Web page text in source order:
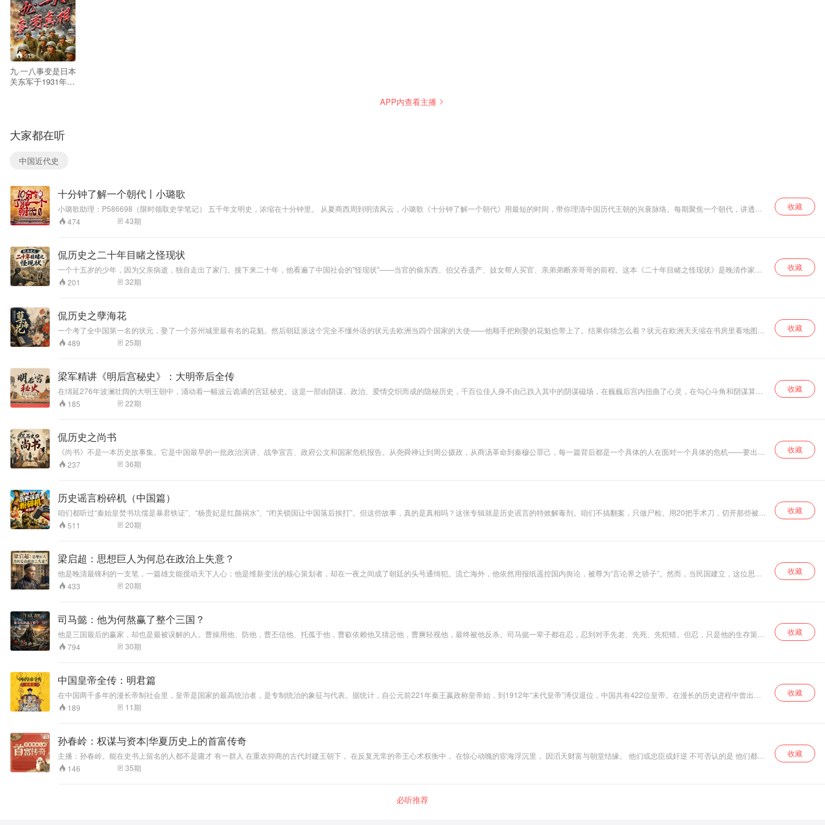
915
九·一八事变是日本
关东军于1931年9
然发动的一场蓄谋
已久的侵略战争；
由于当时中国国民
政府采取了“攘外必
策，日军在短短数
月内便迅速占领了
整个中国东北三
省，并在此基础上
扶植建立了伪“满洲
了长达十四年的殖
民统治，这不仅标
志着日本帝国主义
全面侵华的开端，
也揭开了中国人民
绝的十四年抗日战
争的序幕，是中华
民族近代史上无法
磨灭的国耻记忆和
APP内查看主播
大家都在听
中国近代史
十分钟了解一个朝代丨小璐歌
小璐歌助理：P586698（限时领取史学笔记） 五千年文明史，浓缩在十分钟里。 从夏商西周到明清风云，小璐歌《十分钟了解一个朝代》用最短的时间，带你理清中国历代王朝的兴衰脉络。每期聚焦一个朝代，讲透关
键事件、标志人物与历史教训。 历史并不遥远，也不枯燥。每天十分钟，轻松构建你的中国通史知识体系。
474 43期
收藏
侃历史之二十年目睹之怪现状
一个十五岁的少年，因为父亲病逝，独自走出了家门。接下来二十年，他看遍了中国社会的"怪现状"——当官的偷东西、伯父吞遗产、妓女帮人买官、亲弟弟断亲哥哥的前程。这本《二十年目睹之怪现状》是晚清作家吴
趼人用一百零八回写下的"社会X光片"。咱们这档节目，就是跟着这个少年的眼睛，把晚清社会的每一个角落重新看一遍——看看哪些"怪现状"已经死了，哪些换了身衣服，活到了今天。
201 32期
收藏
侃历史之孽海花
一个考了全中国第一名的状元，娶了一个苏州城里最有名的花魁。然后朝廷派这个完全不懂外语的状元去欧洲当四个国家的大使——他顺手把刚娶的花魁也带上了。结果你猜怎么着？状元在欧洲天天缩在书房里看地图，
花魁倒学会了德语，跟德国皇帝的老婆喝上了茶，成了真正的外交明星。最后状元因为买错了一张地图，仕途尽毁、活活气死；花魁呢，摇身一变成了"赛二爷"，八国联军打进北京的时候，传说她还跟联军统帅有过一段
旧情。 这不是我编的，是晚清一个叫曾朴的举人写的小说——《孽海花》。更妙的是，小说里几乎所有人物都有真实原型，它写的不只是一对男女，是整个晚清三十年的官场、外交、革命和人心。鲁迅说它"结构工巧，
489 25期
收藏
梁军精讲《明后宫秘史》：大明帝后全传
在绵延276年波澜壮阔的大明王朝中，涌动着一幅波云诡谲的宫廷秘史。这是一部由阴谋、政治、爱情交织而成的隐秘历史，千百位佳人身不由己跌入其中的阴谋磁场，在巍巍后宫内扭曲了心灵，在勾心斗角和阴谋算计
中耗尽一生。出身低微的宫女如何登上后位？千年一见的帝后深情结局究竟如何？宫女们为何舍命勒死帝王？半老徐娘如何邀得皇帝终生宠爱？作家梁军，精心研读明史、从浩瀚的史料中拨开尘封，为您讲述明朝后宫争
斗的权谋诡计。君不见，芙蓉帐下深宫泪，权力之巅血染尘。
185 22期
收藏
侃历史之尚书
《尚书》不是一本历史故事集。它是中国最早的一批政治演讲、战争宣言、政府公文和国家危机报告。从尧舜禅让到周公摄政，从商汤革命到秦穆公罪己，每一篇背后都是一个具体的人在面对一个具体的危机——要出兵
了需要口号，要搬家了需要说服，被怀疑篡位了需要自证清白。这个节目要做的，就是把那些"王曰""公曰"的古老讲话，还原成一个个人物、一场场抉择、一次次说服与被说服。权力从哪里来？凭什么你说了算？一个政权
怎么证明自己不是篡位？三千年前的问题，今天还没答完。
237 36期
收藏
历史谣言粉碎机（中国篇）
咱们都听过“秦始皇焚书坑儒是暴君铁证”、“杨贵妃是红颜祸水”、“闭关锁国让中国落后挨打”。但这些故事，真的是真相吗？这张专辑就是历史谣言的特效解毒剂。咱们不搞翻案，只做尸检。用20把手术刀，切开那些被权
力、偏见和教科书反复涂抹的“历史常识”，带你看看背后的利益算计、制度漏洞和人性博弈。听完这张专辑，你会获得一种武器：面对任何被简化、被道德化的历史故事，你都能本能地追问一句——谁在讲故事？他想掩
盖什么？
511 20期
收藏
梁启超：思想巨人为何总在政治上失意？
他是晚清最锋利的一支笔，一篇雄文能搅动天下人心；他是维新变法的核心策划者，却在一夜之间成了朝廷的头号通缉犯。流亡海外，他依然用报纸遥控国内舆论，被尊为“言论界之骄子”。然而，当民国建立，这位思想
巨人真正踏入政坛，却屡屡受挫，从进步党到研究系，从司法总长到财政总长，他的政治抱负为何总是落空？他一生倡导“新民”，试图用思想改造中国，但为何在真实的政治游戏中，却始终像个“局外人”？这张专辑不只是
在讲一个思想家的生平，更是在追问一个终极矛盾：为什么一个最懂中国应该往何处去的人，却永远找不到带中国去到那里的政治路径？
433 20期
收藏
司马懿：他为何熬赢了整个三国？
他是三国最后的赢家，却也是最被误解的人。曹操用他、防他，曹丕信他、托孤于他，曹叡依赖他又猜忌他，曹爽轻视他，最终被他反杀。司马懿一辈子都在忍，忍到对手先老、先死、先犯错。但忍，只是他的生存策
略，不是他的全部真相。本专辑将追问：一个在乱世中反复被猜忌的人，如何熬赢整个三国？他究竟是隐忍的忠臣，还是蓄谋已久的篡权者？
794 30期
收藏
中国皇帝全传：明君篇
在中国两千多年的漫长帝制社会里，皇帝是国家的最高统治者，是专制统治的象征与代表。据统计，自公元前221年秦王嬴政称皇帝始，到1912年“末代皇帝”溥仪退位，中国共有422位皇帝。在漫长的历史进程中曾出现
不少明君，他们对中国历史的发展都产生了深远的影响。所谓明君，即圣贤英明的君主。“明君”一词出自《左传·成公二年》：“大夫为政，犹以众克，况明君而善用其众乎?”明代刘基《拟连珠》之六八中写道：“去奢尚
俭，明君所以弭邪侈。” 本课程从“治国”、“文化”、“武艺”和“好命”四个角度进行综合评价，选取中国历史上最具有代表性的“十大明君”，用生动幽默的语言，讲述了十位皇帝的经典传奇及其不为人知的故事。
189 11期
收藏
孙春岭：权谋与资本|华夏历史上的首富传奇
主播：孙春岭。能在史书上留名的人都不是庸才 有一群人 在重农抑商的古代封建王朝下， 在反复无常的帝王心术权衡中， 在惊心动魄的宦海浮沉里， 因滔天财富与朝堂结缘。 他们或忠臣或奸逆 不可否认的是 他们都在
史书上留存下不灭的事迹 范蠡：前半生从政，后半生从商，以道经商三度富甲天下又退隐江湖； 吕不韦：成功的商人，不成熟的政治家，历史上争议最多的丞相； 胡雪岩：官商两界长袖善舞，恨海情天游刃有余； 他们
影响了千万人，在历史上留下了名字，在各自的领域纵横捭阖，运筹帷幄。不管你是创业者还是职场人，又或者你是一个在校学生，这些卓越人物的创业经历和人生成败，都值得你去反思和借鉴。 孙春岭老师，博览群
146 35期
收藏
必听推荐